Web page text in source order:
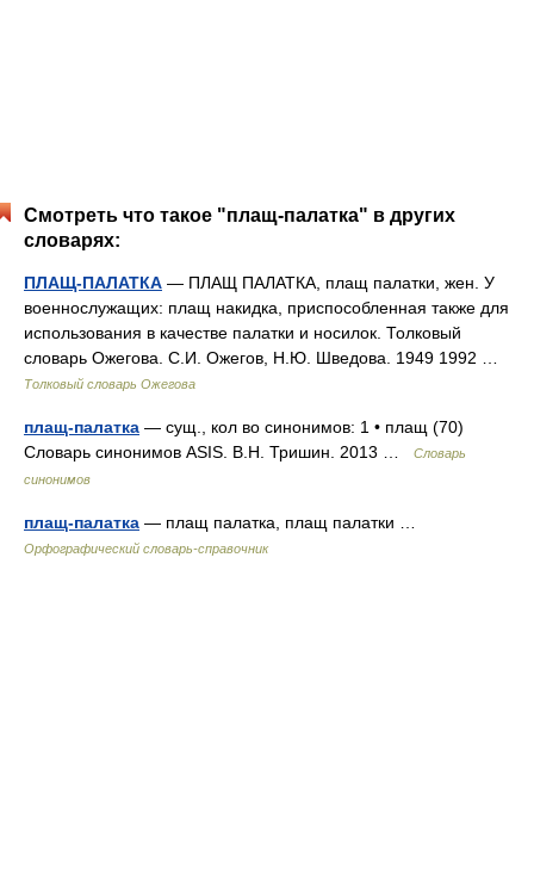
Смотреть что такое "плащ-палатка" в других
словарях:
ПЛАЩ-ПАЛАТКА — ПЛАЩ ПАЛАТКА, плащ палатки, жен. У
военнослужащих: плащ накидка, приспособленная также для
использования в качестве палатки и носилок. Толковый
словарь Ожегова. С.И. Ожегов, Н.Ю. Шведова. 1949 1992 …
Толковый словарь Ожегова
плащ-палатка — сущ., кол во синонимов: 1 • плащ (70)
Словарь синонимов ASIS. В.Н. Тришин. 2013 …
Словарь
синонимов
плащ-палатка — плащ палатка, плащ палатки …
Орфографический словарь-справочник